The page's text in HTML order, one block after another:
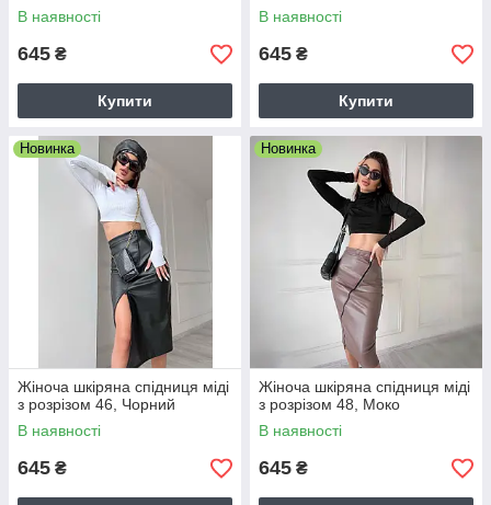
В наявності
645 ₴
Купити
В наявності
645 ₴
Купити
Новинка
Жіноча шкіряна спідниця міді
з розрізом 46, Чорний
В наявності
645 ₴
Новинка
Жіноча шкіряна спідниця міді
з розрізом 48, Моко
В наявності
645 ₴